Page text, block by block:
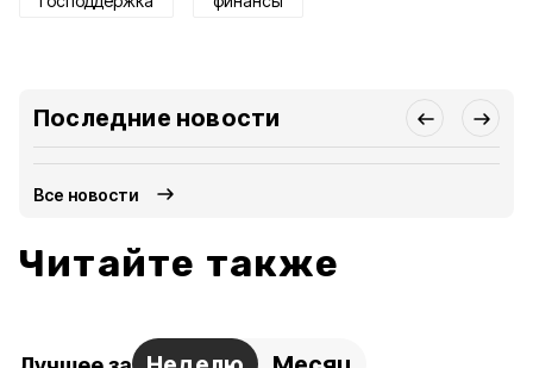
Последние новости
Все новости
Читайте также